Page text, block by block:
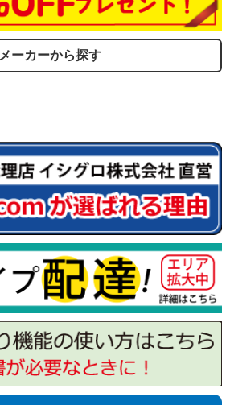
メーカーから探す